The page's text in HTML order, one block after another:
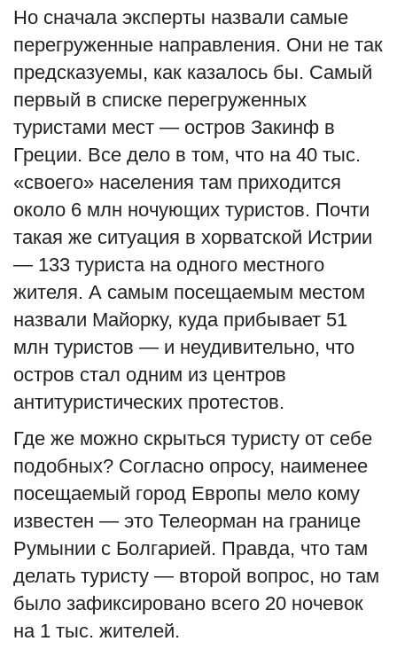
Но сначала эксперты назвали самые
перегруженные направления. Они не так
предсказуемы, как казалось бы. Самый
первый в списке перегруженных
туристами мест — остров Закинф в
Греции. Все дело в том, что на 40 тыс.
«своего» населения там приходится
около 6 млн ночующих туристов. Почти
такая же ситуация в хорватской Истрии
— 133 туриста на одного местного
жителя. А самым посещаемым местом
назвали Майорку, куда прибывает 51
млн туристов — и неудивительно, что
остров стал одним из центров
антитуристических протестов.
Где же можно скрыться туристу от себе
подобных? Согласно опросу, наименее
посещаемый город Европы мело кому
известен — это Телеорман на границе
Румынии с Болгарией. Правда, что там
делать туристу — второй вопрос, но там
было зафиксировано всего 20 ночевок
на 1 тыс. жителей.